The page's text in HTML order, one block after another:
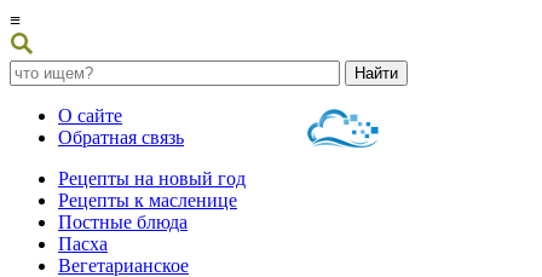
≡
О сайте
Обратная связь
Рецепты на новый год
Рецепты к масленице
Постные блюда
Пасха
Вегетарианское